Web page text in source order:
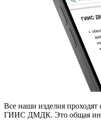
Все наши изделия проходят
ГИИС ДМДК. Это общая